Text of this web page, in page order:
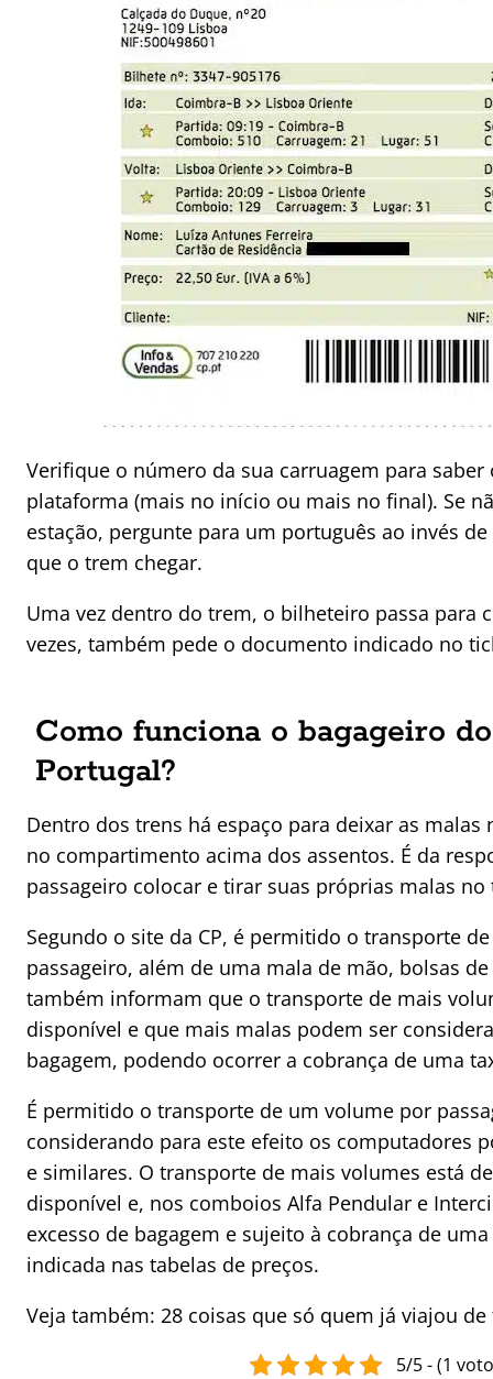
Verifique o número da sua carruagem para saber
plataforma (mais no início ou mais no final). Se
estação, pergunte para um português ao invés
que o trem chegar.
Uma vez dentro do trem, o bilheteiro passa para
vezes, também pede o documento indicado no
Como funciona o bagageiro
Portugal?
Dentro dos trens há espaço para deixar as malas
no compartimento acima dos assentos. É da
passageiro colocar e tirar suas próprias malas no
Segundo o site da CP, é permitido o transporte
passageiro, além de uma mala de mão, bolsas
também informam que o transporte de mais
disponível e que mais malas podem ser
bagagem, podendo ocorrer a cobrança de uma
É permitido o transporte de um volume por
considerando para este efeito os computadores
e similares. O transporte de mais volumes está
disponível e, nos comboios Alfa Pendular e
excesso de bagagem e sujeito à cobrança de
indicada nas tabelas de preços.
Veja também: 28 coisas que só quem já viajou
5/5 - (1